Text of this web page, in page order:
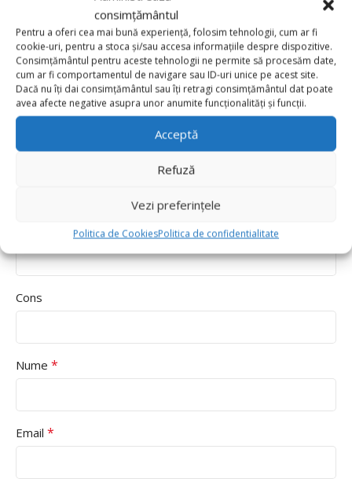
consimțământul
Pentru a oferi cea mai bună experiență, folosim tehnologii, cum ar fi
cookie-uri, pentru a stoca și/sau accesa informațiile despre dispozitive.
Consimțământul pentru aceste tehnologii ne permite să procesăm date,
cum ar fi comportamentul de navigare sau ID-uri unice pe acest site.
Dacă nu îți dai consimțământul sau îți retragi consimțământul dat poate
avea afecte negative asupra unor anumite funcționalități și funcții.
Acceptă
Refuză
Vezi preferințele
Politica de CookiesPolitica de confidentialitate
Delivery speed
Recenzia ta*
Cons
Nume *
Email *